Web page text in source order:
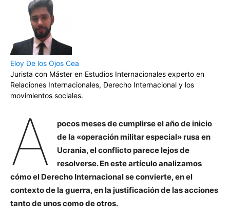
Eloy De los Ojos Cea
Jurista con Máster en Estudios Internacionales experto en
Relaciones Internacionales, Derecho Internacional y los
movimientos sociales.
A
pocos meses de cumplirse el año de inicio
de la «operación militar especial» rusa en
Ucrania, el conflicto parece lejos de
resolverse. En este artículo analizamos
cómo el Derecho Internacional se convierte, en el
contexto de la guerra, en la justificación de las acciones
tanto de unos como de otros.